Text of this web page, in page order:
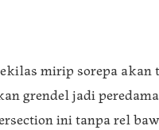
mirip sorepa
grendel jadi
ini tanpa rel